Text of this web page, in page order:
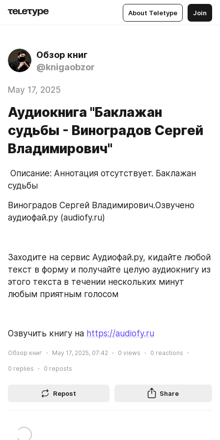
About Teletype Join
Обзор книг
@knigaobzor
May 17, 2025
Аудиокнига "Баклажан
судьбы - Виноградов Сергей
Владимирович"
судьбы
Виноградов Сергей Владимирович.Озвучено
аудиофай.ру (audiofy.ru)
Заходите на сервис Аудиофай.ру, кидайте любой
текст в форму и получайте целую аудиокнигу из
этого текста в течении нескольких минут
любым приятным голосом
Озвучить книгу на https://audiofy.ru
Обзор книг May 17, 2025, 07:42 0 views 0 reactions
0 replies 0 reposts
Repost Share